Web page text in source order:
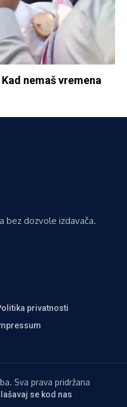
nemaš vremena
bez dozvole izdavača.
privatnosti
Sva prava pridržana
se kod nas